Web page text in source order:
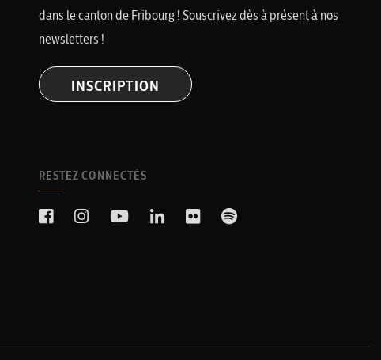
dans le canton de Fribourg ! Souscrivez dès à présent à nos
newsletters !
INSCRIPTION
RESTEZ CONNECTÉS